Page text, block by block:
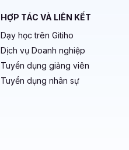
HỢP TÁC VÀ LIÊN KẾT
Dạy học trên Gitiho
Dịch vụ Doanh nghiệp
Tuyển dụng giảng viên
Tuyển dụng nhân sự